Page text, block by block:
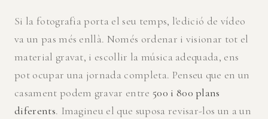
Si la fotografia porta el seu temps, l'edició de vídeo
va un pas més enllà. Només ordenar i visionar tot el
material gravat, i escollir la música adequada, ens
pot ocupar una jornada completa. Penseu que en un
casament podem gravar entre 500 i 800 plans
diferents. Imagineu el que suposa revisar-los un a un